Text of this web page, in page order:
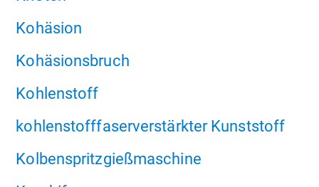
Kohäsion
Kohäsionsbruch
Kohlenstoff
kohlenstofffaserverstärkter Kunststoff
Kolbenspritzgießmaschine